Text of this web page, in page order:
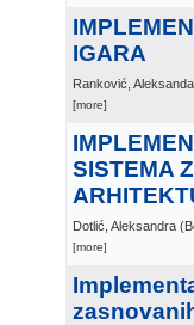
IGARA
Ranković,
[more]
SISTEMA
Dotlić, Aleksandra (
[more]